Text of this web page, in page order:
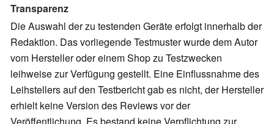
Transparenz
Die Auswahl der zu testenden Geräte erfolgt innerhalb der
Redaktion. Das vorliegende Testmuster wurde dem Autor
vom Hersteller oder einem Shop zu Testzwecken
leihweise zur Verfügung gestellt. Eine Einflussnahme des
Leihstellers auf den Testbericht gab es nicht, der Hersteller
erhielt keine Version des Reviews vor der